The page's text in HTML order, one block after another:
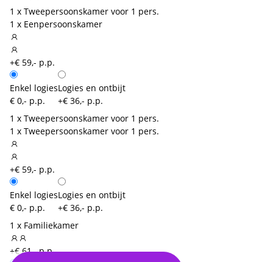
1 x Tweepersoonskamer voor 1 pers.
1 x Eenpersoonskamer
+€ 59,- p.p.
Enkel logies
€ 0,- p.p.
Logies en ontbijt
+€ 36,- p.p.
1 x Tweepersoonskamer voor 1 pers.
1 x Tweepersoonskamer voor 1 pers.
+€ 59,- p.p.
Enkel logies
€ 0,- p.p.
Logies en ontbijt
+€ 36,- p.p.
1 x Familiekamer
+€ 61,- p.p.